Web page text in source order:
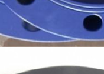
bientôt!